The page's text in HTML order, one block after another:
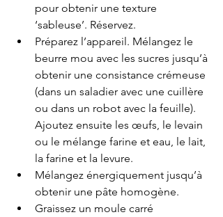
pour obtenir une texture
‘sableuse’. Réservez.
Préparez l’appareil. Mélangez le
beurre mou avec les sucres jusqu’à
obtenir une consistance crémeuse
(dans un saladier avec une cuillère
ou dans un robot avec la feuille).
Ajoutez ensuite les œufs, le levain
ou le mélange farine et eau, le lait,
la farine et la levure.
Mélangez énergiquement jusqu’à
obtenir une pâte homogène.
Graissez un moule carré